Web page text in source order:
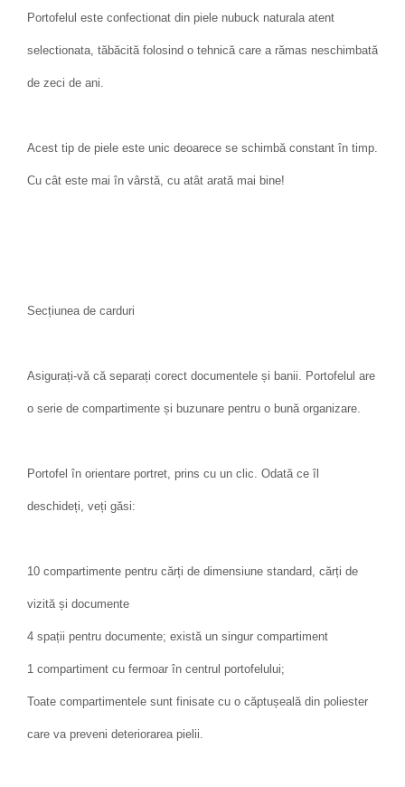
Portofelul este confectionat din piele nubuck naturala atent
selectionata, tăbăcită folosind o tehnică care a rămas neschimbată
de zeci de ani.
Acest tip de piele este unic deoarece se schimbă constant în timp.
Cu cât este mai în vârstă, cu atât arată mai bine!
Secțiunea de carduri
Asigurați-vă că separați corect documentele și banii. Portofelul are
o serie de compartimente și buzunare pentru o bună organizare.
Portofel în orientare portret, prins cu un clic. Odată ce îl
deschideți, veți găsi:
10 compartimente pentru cărți de dimensiune standard, cărți de
vizită și documente
4 spații pentru documente; există un singur compartiment
1 compartiment cu fermoar în centrul portofelului;
Toate compartimentele sunt finisate cu o căptușeală din poliester
care va preveni deteriorarea pielii.